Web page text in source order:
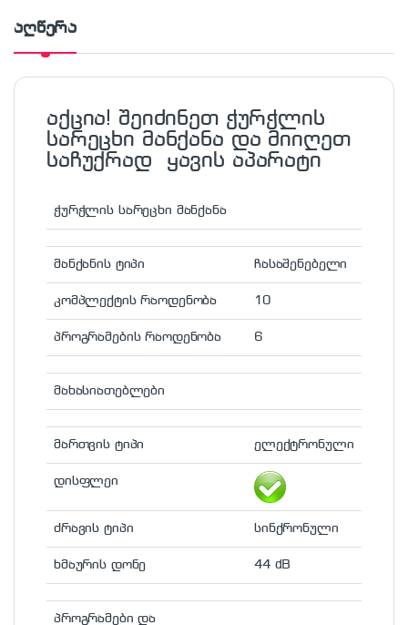
აღწერა
აქცია! შეიძინეთ ჭურჭლის
სარეცხი მანქანა და მიიღეთ
საჩუქრად ყავის აპარატი
ჭურჭლის სარეცხი მანქანა
მანქანის ტიპი ჩასაშენებელი
კომპლექტის რაოდენობა 10
პროგრამების რაოდენობა 6
მახასიათებლები
მართვის ტიპი ელექტრონული
დისფლეი
ძრავის ტიპი სინქრონული
ხმაურის დონე 44 dB
პროგრამები და